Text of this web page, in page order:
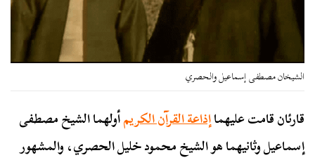
الشيخان مصطفى إسماعيل والحصري
قارئان قامت عليهماإذاعة القرآن الكريمأولهما الشيخ مصطفى
إسماعيل وثانيهما هو الشيخ محمود خليل الحصري، والمشهور